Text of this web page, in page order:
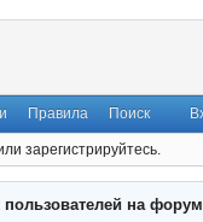
Правила Поиск
зарегистрируйтесь.
на